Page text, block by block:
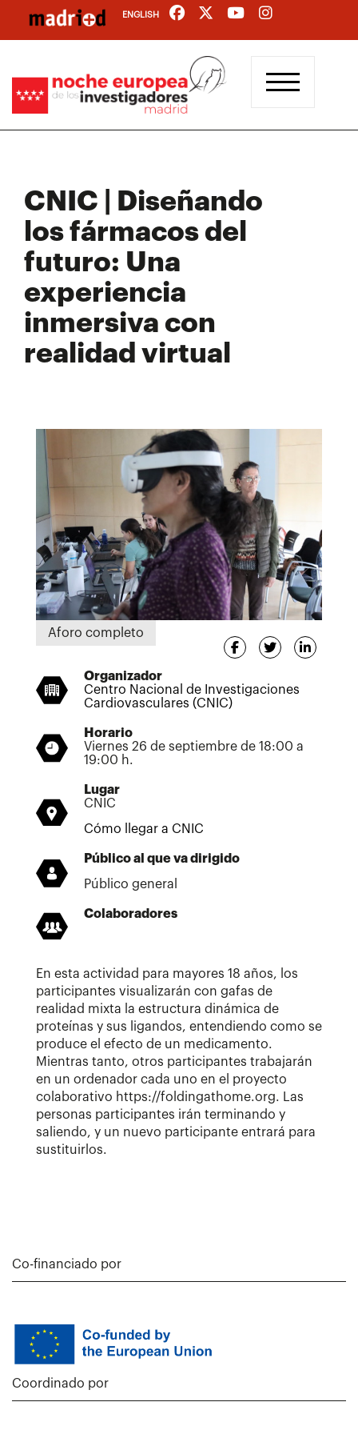
contenido
ENGLISH
CNIC | Diseñando
los fármacos del
futuro: Una
experiencia
inmersiva con
realidad virtual
Aforo completo
Organizador
Centro Nacional de Investigaciones
Cardiovasculares (CNIC)
Horario
Viernes 26 de septiembre de 18:00 a
19:00 h.
Lugar
CNIC
Cómo llegar a CNIC
Público al que va dirigido
Público general
Colaboradores
En esta actividad para mayores 18 años, los
participantes visualizarán con gafas de
realidad mixta la estructura dinámica de
proteínas y sus ligandos, entendiendo como se
produce el efecto de un medicamento.
Mientras tanto, otros participantes trabajarán
en un ordenador cada uno en el proyecto
colaborativo https://foldingathome.org. Las
personas participantes irán terminando y
saliendo, y un nuevo participante entrará para
sustituirlos.
Co-financiado por
Coordinado por